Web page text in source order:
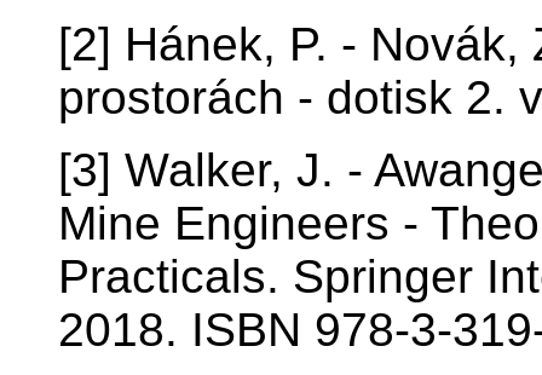
[2] Hánek, P. -
prostorách - dotisk 2.
[3] Walker, J. -
Mine Engineers -
Practicals. Springer
2018. ISBN 978-3-